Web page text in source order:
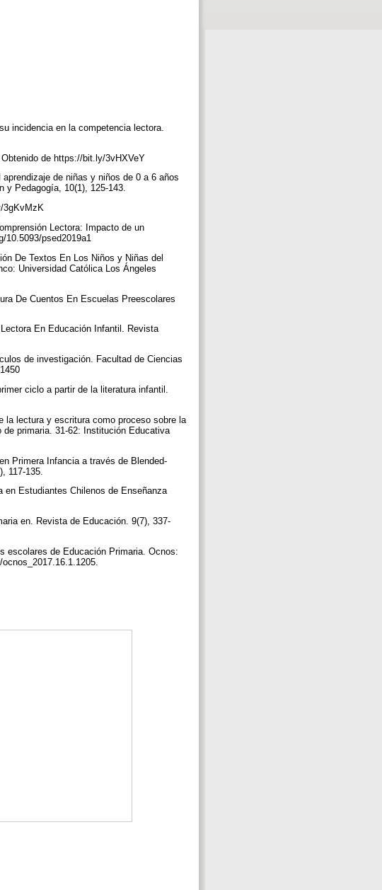
incidencia en la competencia lectora.
de https://bit.ly/3vHXVeY
de niñas y niños de 0 a 6 años
y Pedagogía, 10(1), 125-143.
3gKvMzK
Lectora: Impacto de un
10.5093/psed2019a1
De Textos En Los Niños y Niñas del
Universidad Católica Los Ángeles
De Cuentos En Escuelas Preescolares
En Educación Infantil. Revista
de investigación. Facultad de Ciencias
ciclo a partir de la literatura infantil.
la lectura y escritura como proceso sobre la
primaria. 31-62: Institución Educativa
Primera Infancia a través de Blended-
117-135.
en Estudiantes Chilenos de Enseñanza
en. Revista de Educación. 9(7), 337-
escolares de Educación Primaria. Ocnos: